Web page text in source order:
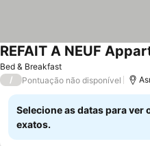
Bed & Breakfast
REFAIT A NEUF
/ Pontuação não disponível
Selecione as datas para ver
exatos.